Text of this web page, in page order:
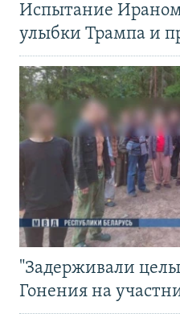
Испытание
улыбки Трампа и
"Задерживали
Гонения на